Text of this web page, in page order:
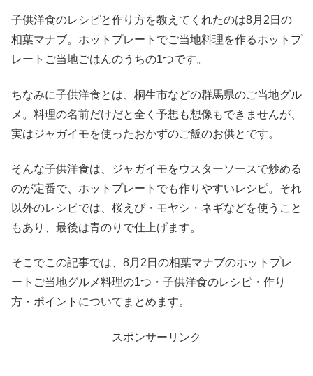
子供洋食のレシピと作り方を教えてくれたのは8月2日の
相葉マナブ。ホットプレートでご当地料理を作るホットプ
レートご当地ごはんのうちの1つです。
ちなみに子供洋食とは、桐生市などの群馬県のご当地グル
メ。料理の名前だけだと全く予想も想像もできませんが、
実はジャガイモを使ったおかずのご飯のお供とです。
そんな子供洋食は、ジャガイモをウスターソースで炒める
のが定番で、ホットプレートでも作りやすいレシピ。それ
以外のレシピでは、桜えび・モヤシ・ネギなどを使うこと
もあり、最後は青のりで仕上げます。
そこでこの記事では、8月2日の相葉マナブのホットプレ
ートご当地グルメ料理の1つ・子供洋食のレシピ・作り
方・ポイントについてまとめます。
スポンサーリンク